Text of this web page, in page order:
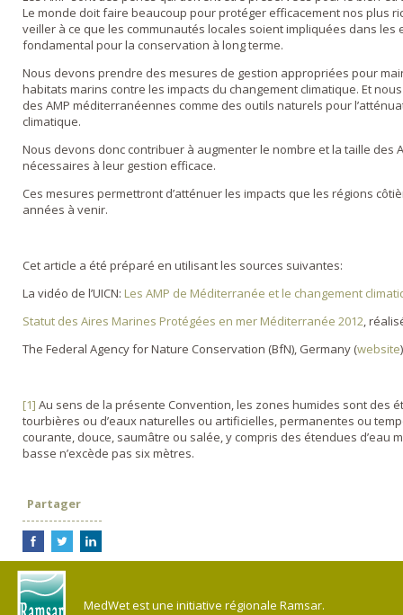
Le monde doit faire beaucoup pour protéger efficacement nos plus
veiller à ce que les communautés locales soient impliquées dans
fondamental pour la conservation à long terme.
Nous devons prendre des mesures de gestion appropriées pour
habitats marins contre les impacts du changement climatique. Et
des AMP méditerranéennes comme des outils naturels pour
climatique.
Nous devons donc contribuer à augmenter le nombre et la taille des
nécessaires à leur gestion efficace.
Ces mesures permettront d’atténuer les impacts que les régions
années à venir.
Cet article a été préparé en utilisant les sources suivantes:
La vidéo de l’UICN: Les AMP de Méditerranée et le changement
Statut des Aires Marines Protégées en mer Méditerranée 2012,
The Federal Agency for Nature Conservation (BfN), Germany (website)
[1] Au sens de la présente Convention, les zones humides sont des
tourbières ou d’eaux naturelles ou artificielles, permanentes ou
courante, douce, saumâtre ou salée, y compris des étendues d’eau
basse n’excède pas six mètres.
Partager
MedWet est une initiative régionale Ramsar.